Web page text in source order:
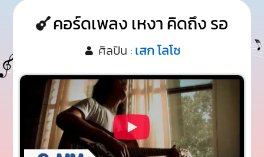
คอร์ดเพลง เหงา คิดถึง รอ
ศิลปิน : เสก โลโซ